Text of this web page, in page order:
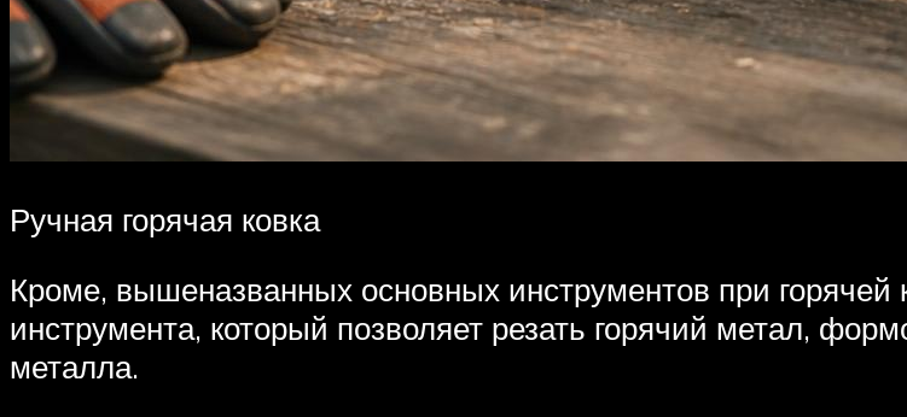
Ручная горячая ковка
Кроме, вышеназванных основных инструментов при
инструмента, который позволяет резать горячий метал,
металла.